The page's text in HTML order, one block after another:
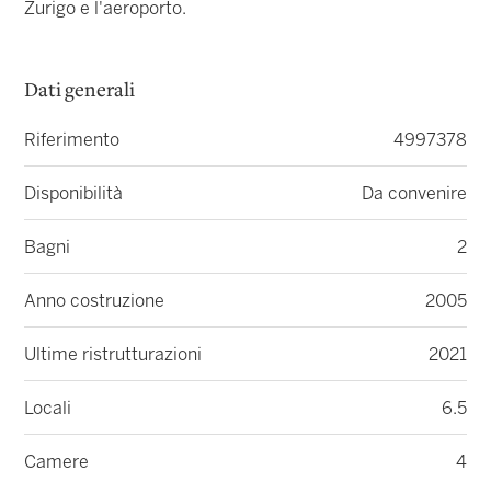
Zurigo e l'aeroporto.
Dati generali
Riferimento 4997378
Disponibilità Da convenire
Bagni 2
Anno costruzione 2005
Ultime ristrutturazioni 2021
Locali 6.5
Camere 4